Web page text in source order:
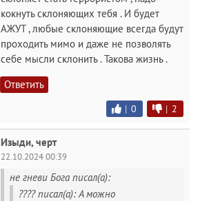
кокнуть склоняющих тебя . И будет
АЖУТ , любые склоняющие всегда будут
проходить мимо и даже не позволять
себе мысли склонить . Такова жизнь .
Ответить
| 0 | 2
Изыди, черт
22.10.2024 00:39
не гневи Бога писал(а):
???? писал(а): А можно